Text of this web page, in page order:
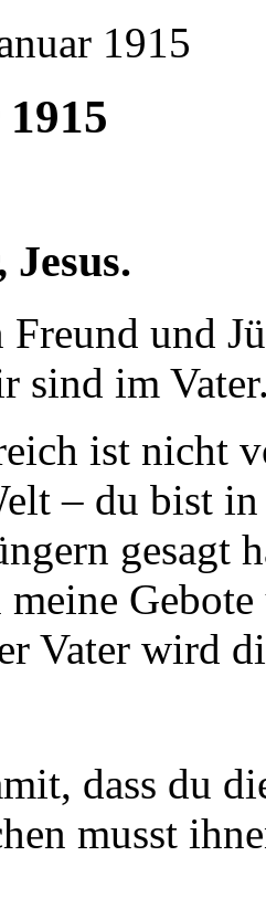
1915
Freund und
sind im
ist nicht
– du bist
gesagt
Vater wird
dass du
musst